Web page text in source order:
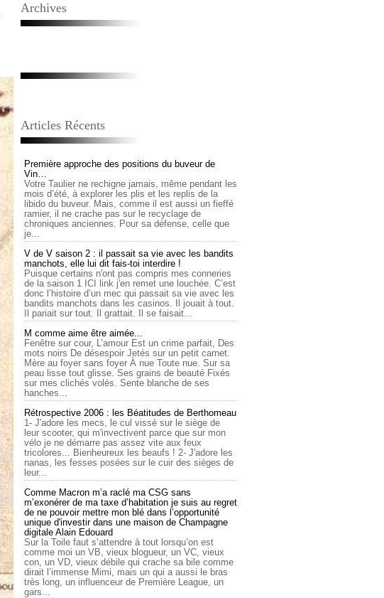
Archives
Articles Récents
Première approche des positions du buveur de
Vin…
Votre Taulier ne rechigne jamais, même pendant les
mois d’été, à explorer les plis et les replis de la
libido du buveur. Mais, comme il est aussi un fieffé
ramier, il ne crache pas sur le recyclage de
chroniques anciennes. Pour sa défense, celle que
je...
V de V saison 2 : il passait sa vie avec les bandits
manchots, elle lui dit fais-toi interdire !
Puisque certains n'ont pas compris mes conneries
de la saison 1 ICI link j'en remet une louchée. C’est
donc l’histoire d’un mec qui passait sa vie avec les
bandits manchots dans les casinos. Il jouait à tout.
Il pariait sur tout. Il grattait. Il se faisait...
M comme aime être aimée...
Fenêtre sur cour, L’amour Est un crime parfait, Des
mots noirs De désespoir Jetés sur un petit carnet.
Mère au foyer sans foyer À nue Toute nue. Sur sa
peau lisse tout glisse. Ses grains de beauté Fixés
sur mes clichés volés. Sente blanche de ses
hanches...
Rétrospective 2006 : les Béatitudes de Berthomeau
1- J'adore les mecs, le cul vissé sur le siège de
leur scooter, qui m'invectivent parce que sur mon
vélo je ne démarre pas assez vite aux feux
tricolores... Bienheureux les beaufs ! 2- J'adore les
nanas, les fesses posées sur le cuir des sièges de
leur...
Comme Macron m’a raclé ma CSG sans
m’exonérer de ma taxe d’habitation je suis au regret
de ne pouvoir mettre mon blé dans l’opportunité
unique d'investir dans une maison de Champagne
digitale Alain Edouard
Sur la Toile faut s’attendre à tout lorsqu’on est
comme moi un VB, vieux blogueur, un VC, vieux
con, un VD, vieux débile qui crache sa bile comme
dirait l’immense Mimi, mais un qui a aussi le bras
très long, un influenceur de Première League, un
gars...